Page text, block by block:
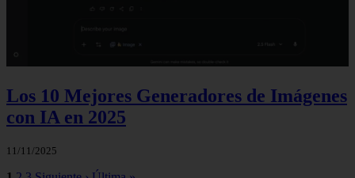
Los 10 Mejores Generadores de Imágenes
con IA en 2025
11/11/2025